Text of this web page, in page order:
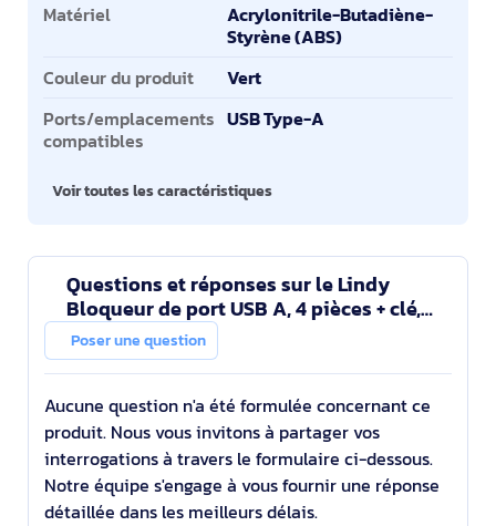
Matériel
Acrylonitrile-Butadiène-
Styrène (ABS)
Couleur du produit
Vert
Ports/emplacements
compatibles
USB Type-A
Voir toutes les caractéristiques
Questions et réponses sur le Lindy
Bloqueur de port USB A, 4 pièces + clé,
Vert
Poser une question
Aucune question n'a été formulée concernant ce
produit. Nous vous invitons à partager vos
interrogations à travers le formulaire ci-dessous.
Notre équipe s'engage à vous fournir une réponse
détaillée dans les meilleurs délais.